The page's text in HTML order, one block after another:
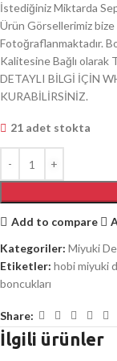
İstediğiniz Miktarda
Ürün Görsellerimiz
Fotoğraflanmaktadır.
Kalitesine Bağlı olarak
DETAYLI BİLGİ İÇİN
KURABİLİRSİNİZ.
21 adet stokta
Add to compare
Kategoriler: Miyuki
Etiketler: hobi miyuki
boncukları
Share:
İlgili ürünler